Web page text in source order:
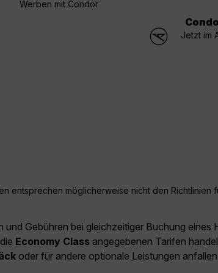
Werben mit Condor
Jetzt im
entsprechen möglicherweise nicht den Richtlinien
Gebühren bei gleichzeitiger Buchung
Economy Class angegebenen Tarifen
oder für andere optionale Leistungen